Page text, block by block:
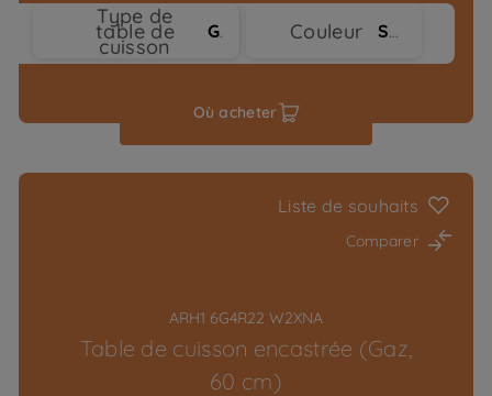
Type de
table de
cuisson
Couleur Stainless Steel
Où acheter
Liste de souhaits
Comparer
ARH1 6G4R22 W2XNA
Table de cuisson encastrée (Gaz,
60 cm)